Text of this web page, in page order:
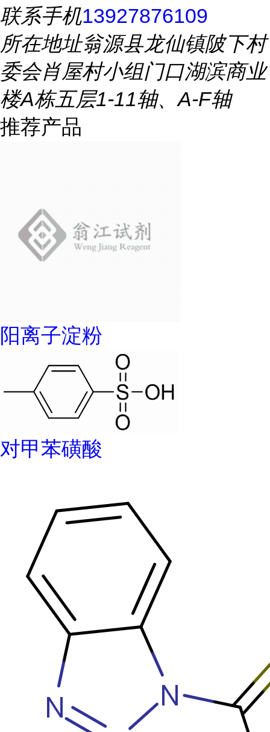
联系手机13927876109
所在地址翁源县龙仙镇陂下村
委会肖屋村小组门口湖滨商业
楼A栋五层1-11轴、A-F轴
推荐产品
阳离子淀粉
对甲苯磺酸